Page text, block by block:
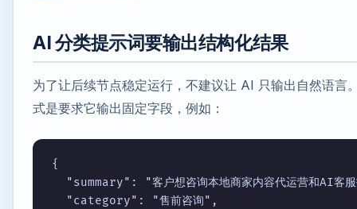
AI 分类提示词要输出结构化结果
为了让后续节点稳定运行，不建议让 AI 只输出自然语言
式是要求它输出固定字段，例如：
{
"summary": "客户想咨询本地商家内容代运营和AI客
  "category": "售前咨询",